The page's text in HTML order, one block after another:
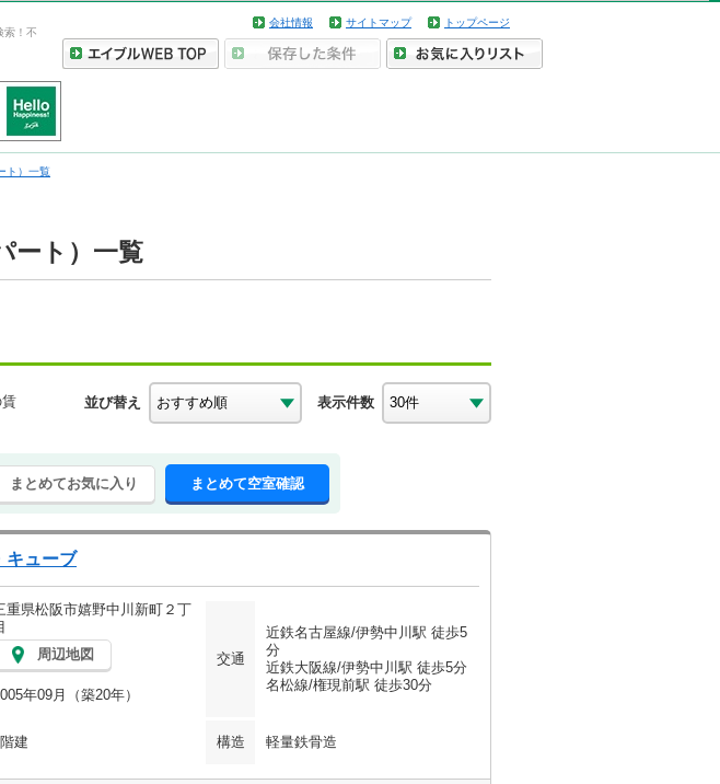
索！不
会社情報 サイトマップ トップページ
ト）一覧
ート）一覧
並び替え 表示件数
まとめてお気に入り まとめて空室確認
キューブ
重県松阪市嬉野中川新町２丁
周辺地図
交通
近鉄名古屋線/伊勢中川駅 徒歩5
分
近鉄大阪線/伊勢中川駅 徒歩5分
名松線/権現前駅 徒歩30分
年09月（築20年）
建 構造 軽量鉄骨造